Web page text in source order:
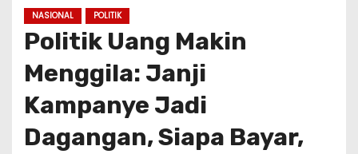
NASIONAL POLITIK
Politik Uang Makin
Menggila: Janji
Kampanye Jadi
Dagangan, Siapa Bayar,